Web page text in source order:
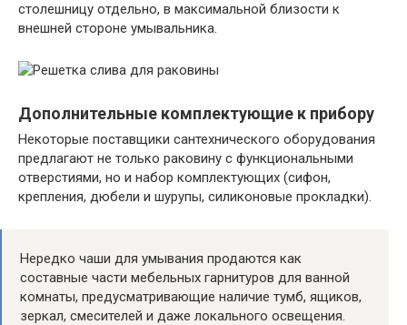
столешницу отдельно, в максимальной близости к
внешней стороне умывальника.
Дополнительные комплектующие к прибору
Некоторые поставщики сантехнического оборудования
предлагают не только раковину с функциональными
отверстиями, но и набор комплектующих (сифон,
крепления, дюбели и шурупы, силиконовые прокладки).
Нередко чаши для умывания продаются как
составные части мебельных гарнитуров для ванной
комнаты, предусматривающие наличие тумб, ящиков,
зеркал, смесителей и даже локального освещения.